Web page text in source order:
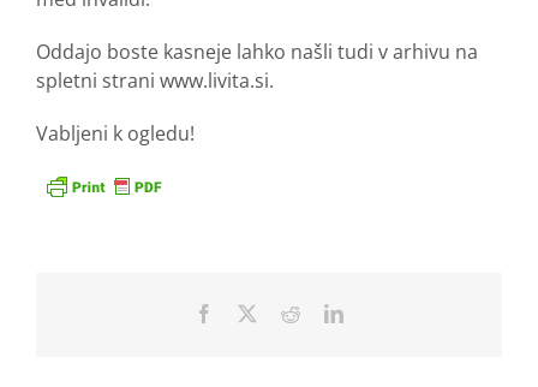
Oddajo boste kasneje lahko našli tudi v arhivu na
spletni strani www.livita.si.
Vabljeni k ogledu!
Facebook RedditLinkedIn